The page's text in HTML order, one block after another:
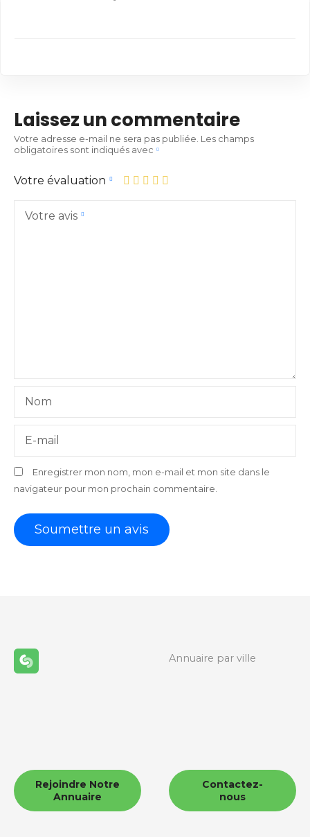
Laissez un commentaire
Votre adresse e-mail ne sera pas publiée. Les champs
obligatoires sont indiqués avec
Votre évaluation
Votre avis
Nom
E-mail
Enregistrer mon nom, mon e-mail et mon site dans le
navigateur pour mon prochain commentaire.
Annuaire par ville
Rejoindre Notre
Annuaire
Contactez-
nous